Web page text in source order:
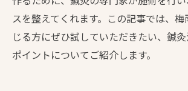
スを整えてくれます。この記事では、
じる方にぜひ試していただきたい、鍼
ポイントについてご紹介します。